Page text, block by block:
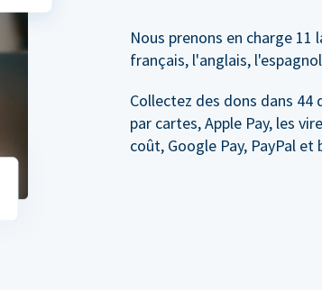
Nous prenons en charge
français, l'anglais,
Collectez des dons dans
par cartes, Apple Pay, les
coût, Google Pay, PayPal et